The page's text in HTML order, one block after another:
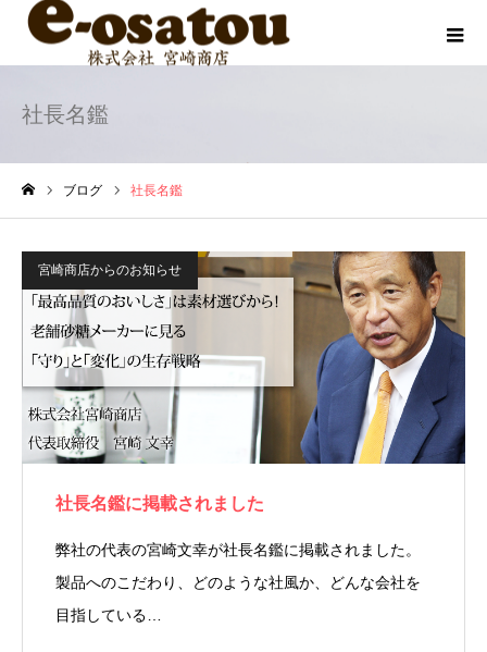
社長名鑑
ブログ 社長名鑑
宮崎商店からのお知らせ
社長名鑑に掲載されました
弊社の代表の宮崎文幸が社長名鑑に掲載されました。
製品へのこだわり、どのような社風か、どんな会社を
目指している…